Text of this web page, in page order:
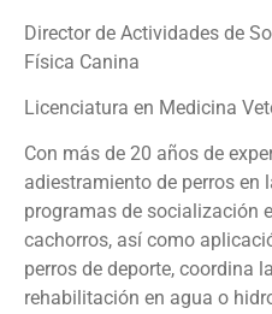
Director de Actividades de
Física Canina
Licenciatura en Medicina
Con más de 20 años de
adiestramiento de perros en
programas de socialización
cachorros, así como
perros de deporte, coordina
rehabilitación en agua o